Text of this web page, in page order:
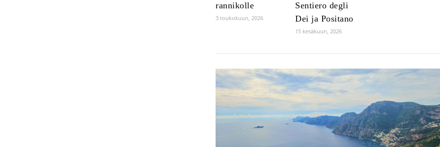
rannikolle
3 toukokuun, 2026
Sentiero degli
Dei ja Positano
15 kesäkuun, 2026